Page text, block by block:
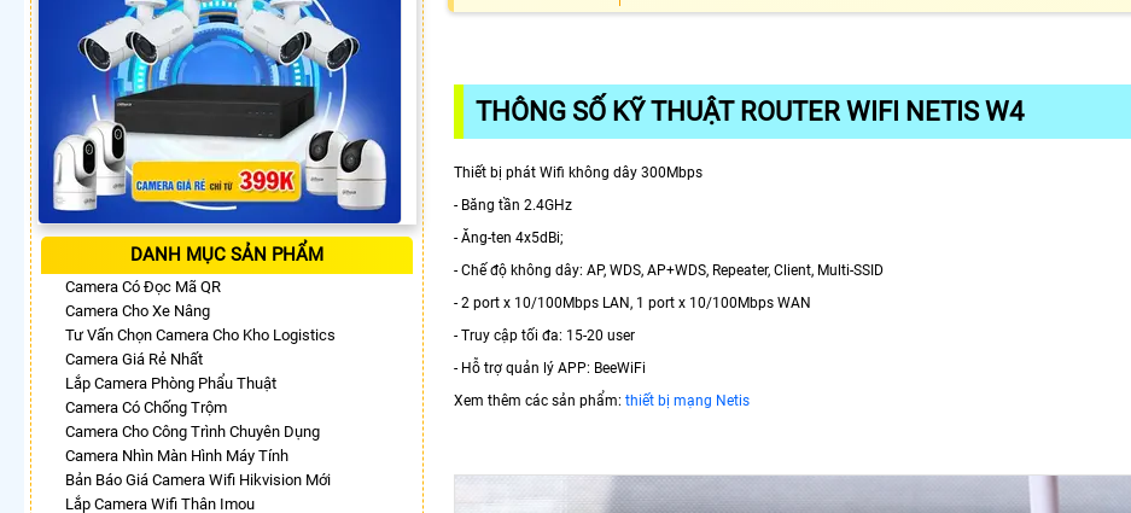
DANH MỤC SẢN PHẨM
Camera Có Đọc Mã QR
Camera Cho Xe Nâng
Tư Vấn Chọn Camera Cho Kho Logistics
Camera Giá Rẻ Nhất
Lắp Camera Phòng Phẩu Thuật
Camera Có Chống Trộm
Camera Cho Công Trình Chuyên Dụng
Camera Nhìn Màn Hình Máy Tính
Bản Báo Giá Camera Wifi Hikvision Mới
Lắp Camera Wifi Thân Imou
THÔNG SỐ KỸ THUẬT ROUTER WIFI NETIS W4
Thiết bị phát Wifi không dây 300Mbps
- Băng tần 2.4GHz
- Ăng-ten 4x5dBi;
- Chế độ không dây: AP, WDS, AP+WDS, Repeater, Client, Multi-SSID
- 2 port x 10/100Mbps LAN, 1 port x 10/100Mbps WAN
- Truy cập tối đa: 15-20 user
- Hỗ trợ quản lý APP: BeeWiFi
Xem thêm các sản phẩm: thiết bị mạng Netis